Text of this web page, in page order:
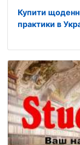
Купити
практики в